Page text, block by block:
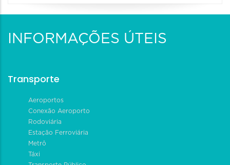
INFORMAÇÕES ÚTEIS
Transporte
Aeroportos
Conexão Aeroporto
Rodoviária
Estação Ferroviária
Metrô
Táxi